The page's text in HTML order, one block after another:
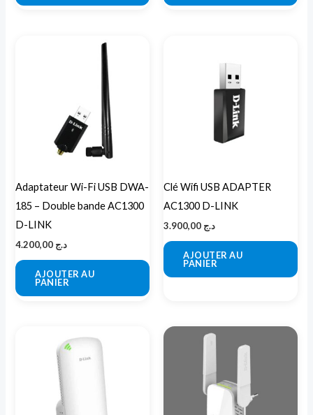
Adaptateur Wi-Fi USB DWA-
185 – Double bande AC1300
D-LINK
د.ج
AJOUTER AU
PANIER
Clé Wifi USB ADAPTER
AC1300 D-LINK
د.ج
AJOUTER AU
PANIER